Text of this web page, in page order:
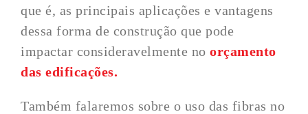
que é, as principais aplicações e vantagens
dessa forma de construção que pode
impactar consideravelmente noorçamento
das edificações.
Também falaremos sobre o uso das fibras no